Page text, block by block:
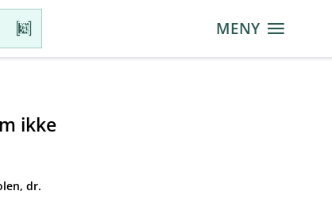
MENY
ikke
dr.